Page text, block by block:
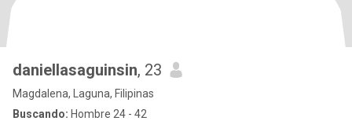
daniellasaguinsin, 23
Magdalena, Laguna, Filipinas
Buscando: Hombre 24 - 42